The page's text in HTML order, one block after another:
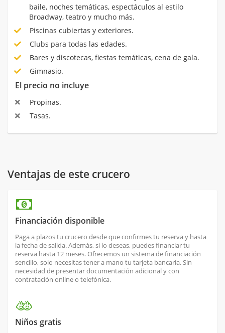
baile, noches temáticas, espectáculos al estilo
Broadway, teatro y mucho más.
Piscinas cubiertas y exteriores.
Clubs para todas las edades.
Bares y discotecas, fiestas temáticas, cena de gala.
Gimnasio.
El precio no incluye
Propinas.
Tasas.
Ventajas de este crucero
Financiación disponible
Paga a plazos tu crucero desde que confirmes tu reserva y hasta
la fecha de salida. Además, si lo deseas, puedes financiar tu
reserva hasta 12 meses. Ofrecemos un sistema de financiación
sencillo, solo necesitas tener a mano tu tarjeta bancaria. Sin
necesidad de presentar documentación adicional y con
contratación online o telefónica.
Niños gratis